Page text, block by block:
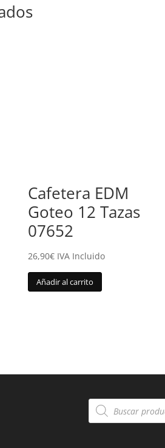
Cafetera EDM
Goteo 12 Tazas
07652
26,90€ IVA Incluido
Añadir al carrito
Búsqueda
de